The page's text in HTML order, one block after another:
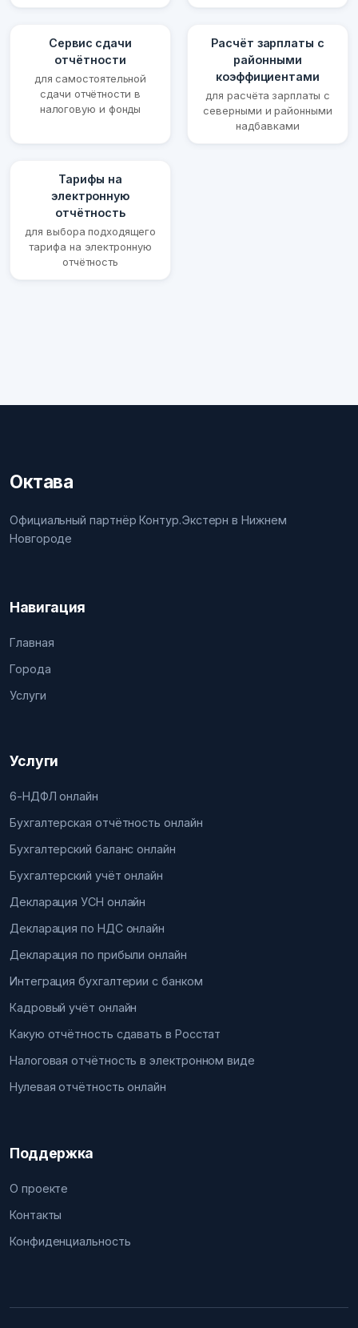
Сервис сдачи
отчётности
для самостоятельной
сдачи отчётности в
налоговую и фонды
Расчёт зарплаты с
районными
коэффициентами
для расчёта зарплаты с
северными и районными
надбавками
Тарифы на
электронную
отчётность
для выбора подходящего
тарифа на электронную
отчётность
Октава
Официальный партнёр Контур.Экстерн в Нижнем
Новгороде
Навигация
Главная
Города
Услуги
Услуги
6-НДФЛ онлайн
Бухгалтерская отчётность онлайн
Бухгалтерский баланс онлайн
Бухгалтерский учёт онлайн
Декларация УСН онлайн
Декларация по НДС онлайн
Декларация по прибыли онлайн
Интеграция бухгалтерии с банком
Кадровый учёт онлайн
Какую отчётность сдавать в Росстат
Налоговая отчётность в электронном виде
Нулевая отчётность онлайн
Поддержка
О проекте
Контакты
Конфиденциальность